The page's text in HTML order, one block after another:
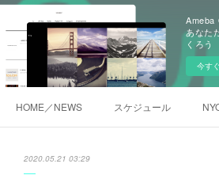
Ameba
あなた
くろう
今す
HOME／NEWS スケジュール
2020.05.21 03:29